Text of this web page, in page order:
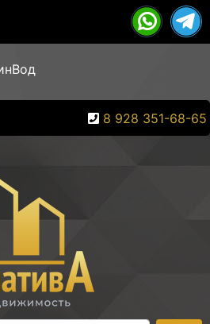
8 928 351-68-65